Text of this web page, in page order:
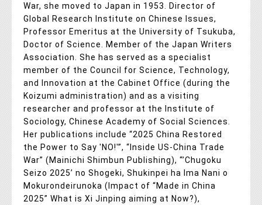
War, she moved to Japan in 1953. Director of
Global Research Institute on Chinese Issues,
Professor Emeritus at the University of Tsukuba,
Doctor of Science. Member of the Japan Writers
Association. She has served as a specialist
member of the Council for Science, Technology,
and Innovation at the Cabinet Office (during the
Koizumi administration) and as a visiting
researcher and professor at the Institute of
Sociology, Chinese Academy of Social Sciences.
Her publications include “2025 China Restored
the Power to Say 'NO!'”, “Inside US-China Trade
War” (Mainichi Shimbun Publishing), “’Chugoku
Seizo 2025’ no Shogeki, Shukinpei ha Ima Nani o
Mokurondeirunoka (Impact of “Made in China
2025” What is Xi Jinping aiming at Now?),